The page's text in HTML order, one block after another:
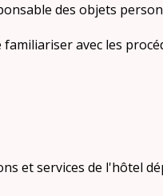
des objets
familiariser avec les
et services de l'hôtel